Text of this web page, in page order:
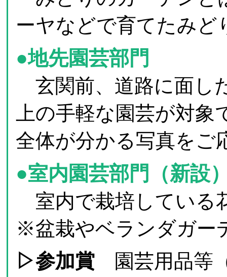
ーヤなどで育てたみど
●地先園芸部門
玄関前、道路に面し
上の手軽な園芸が対象
全体が分かる写真をご
●室内園芸部門（新設
室内で栽培している
※盆栽やベランダガー
▷参加賞 園芸用品等